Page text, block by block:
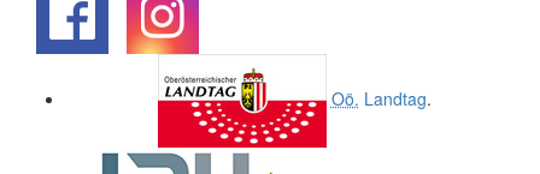
Oö. Landtag.